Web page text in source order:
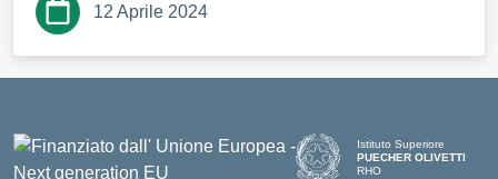
12 Aprile 2024
Istituto Superiore
PUECHER OLIVETTI
RHO